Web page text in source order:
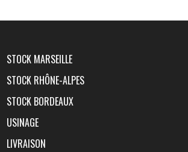
STOCK MARSEILLE
STOCK RHÔNE-ALPES
STOCK BORDEAUX
USINAGE
LIVRAISON